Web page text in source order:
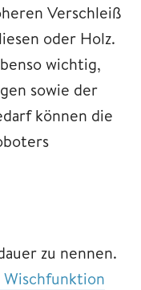
Verschleiß
oder Holz.
wichtig,
sowie der
können die
zu nennen.